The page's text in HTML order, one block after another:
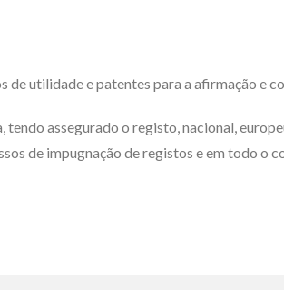
de utilidade e patentes para a afirmação e
tendo assegurado o registo, nacional,
de impugnação de registos e em todo